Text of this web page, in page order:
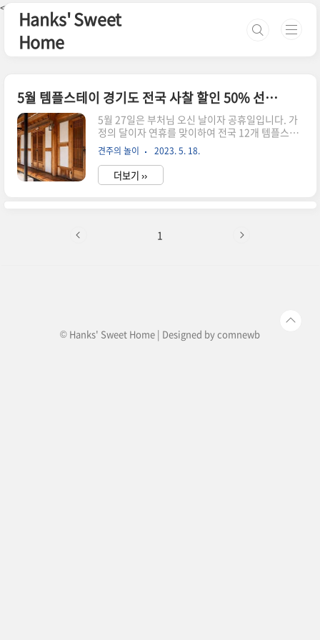
<--핀터레스트-->
본문 바로가기
Hanks' Sweet
Home
5월 템플스테이 경기도 전국 사찰 할인 50% 선착순 외국인
5월 27일은 부처님 오신 날이자 공휴일입니다. 가
정의 달이자 연휴를 맞이하여 전국 12개 템플스테
이 운영사찰에서 특별행사를 기획했다고 합니다.
공양도 하고, 아이들과 색다른 휴일을 보내보세요.
5월 석가탄신일 특별 프로그램 사찰명 프로그램명
진행 프로그램 진행일자 참가 연령 비고 영평사 (세
대 특별할인 30,000원 대흥사 (해남) 땅끝, 새로운
견주의 놀이 2023. 5. 18.
더보기 ››
1
© Hanks' Sweet Home | Designed bycomnewb